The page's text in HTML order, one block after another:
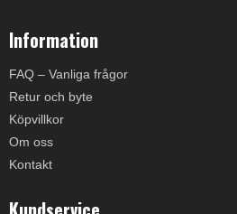
Information
FAQ – Vanliga frågor
Retur och byte
Köpvillkor
Om oss
Kontakt